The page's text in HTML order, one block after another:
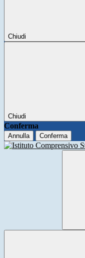
Chiudi
Chiudi
Conferma
Annulla Conferma